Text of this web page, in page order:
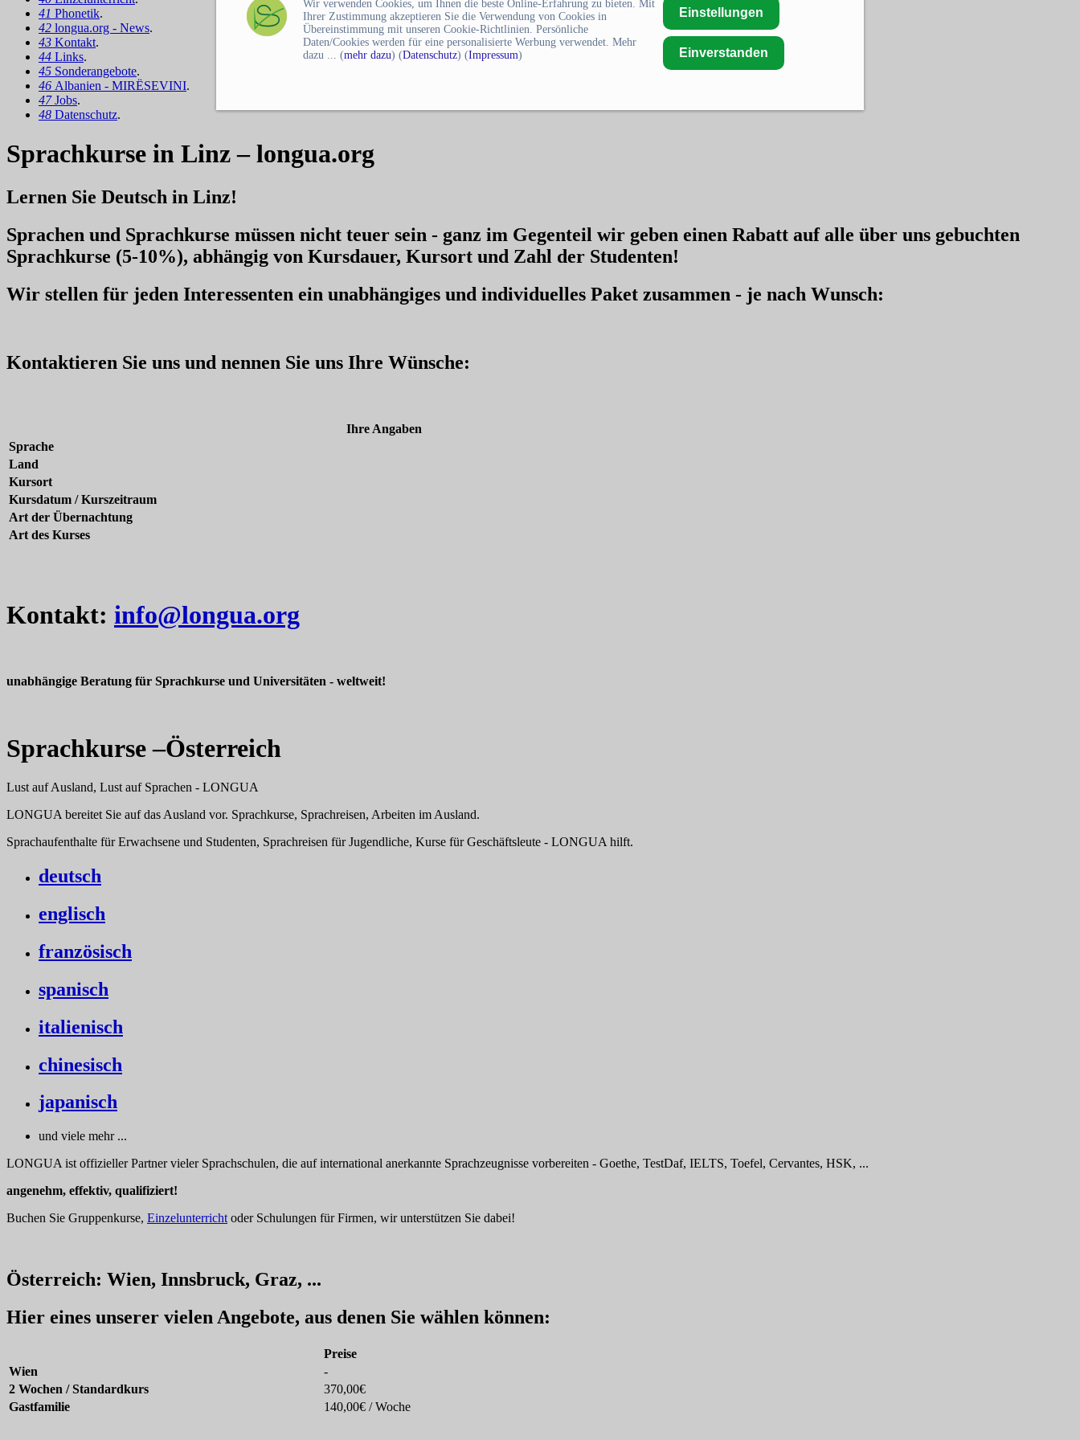
41 Phonetik.
42 longua.org - News.
43 Kontakt.
44 Links.
45 Sonderangebote.
46 Albanien - MIRËSEVINI.
47Jobs.
48 Datenschutz.
Wir verwenden Cookies, um Ihnen die beste Online-Erfahrung zu bieten. Mit
Ihrer Zustimmung akzeptieren Sie die Verwendung von Cookies in
Übereinstimmung mit unseren Cookie-Richtlinien. Persönliche
Daten/Cookies werden für eine personalisierte Werbung verwendet. Mehr
dazu ... (mehr dazu) (Datenschutz) (Impressum)
Einstellungen
Einverstanden
Sprachkurse in Linz – longua.org
Lernen Sie Deutsch in Linz!
Sprachen und Sprachkurse müssen nicht teuer sein - ganz im Gegenteil wir geben einen Rabatt auf alle über uns gebuchten
Sprachkurse (5-10%), abhängig von Kursdauer, Kursort und Zahl der Studenten!
Wir stellen für jeden Interessenten ein unabhängiges und individuelles Paket zusammen - je nach Wunsch:
Kontaktieren Sie uns und nennen Sie uns Ihre Wünsche:
Ihre Angaben
Sprache
Land
Kursort
Kursdatum / Kurszeitraum
Art der Übernachtung
Art des Kurses
Kontakt: info@longua.org
unabhängige Beratung für Sprachkurse und Universitäten - weltweit!
Sprachkurse –Österreich
Lust auf Ausland, Lust auf Sprachen - LONGUA
LONGUA bereitet Sie auf das Ausland vor. Sprachkurse, Sprachreisen, Arbeiten im Ausland.
Sprachaufenthalte für Erwachsene und Studenten, Sprachreisen für Jugendliche, Kurse für Geschäftsleute - LONGUA hilft.
deutsch
englisch
französisch
spanisch
italienisch
chinesisch
japanisch
und viele mehr ...
LONGUA ist offizieller Partner vieler Sprachschulen, die auf international anerkannte Sprachzeugnisse vorbereiten - Goethe, TestDaf, IELTS, Toefel, Cervantes, HSK, ...
angenehm, effektiv, qualifiziert!
Buchen Sie Gruppenkurse, Einzelunterricht oder Schulungen für Firmen, wir unterstützen Sie dabei!
Österreich: Wien, Innsbruck, Graz, ...
Hier eines unserer vielen Angebote, aus denen Sie wählen können:
Preise
Wien
-
2 Wochen / Standardkurs
370,00€
Gastfamilie
140,00€ / Woche